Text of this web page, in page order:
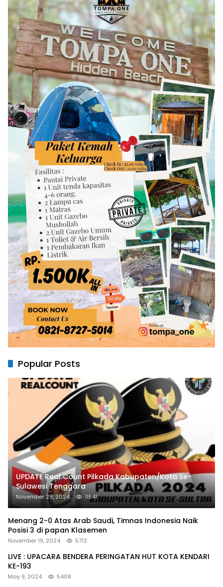
Popular Posts
UPDATE Real Count Pilkada Kabupaten/Kota Se-
Sulawesi Tenggara
November 28, 2024 11541
Menang 2-0 Atas Arab Saudi, Timnas Indonesia Naik
Posisi 3 di papan Klasemen
November 19, 2024 5712
LIVE : UPACARA BENDERA PERINGATAN HUT KOTA KENDARI
KE-193
May 9, 2024 5408